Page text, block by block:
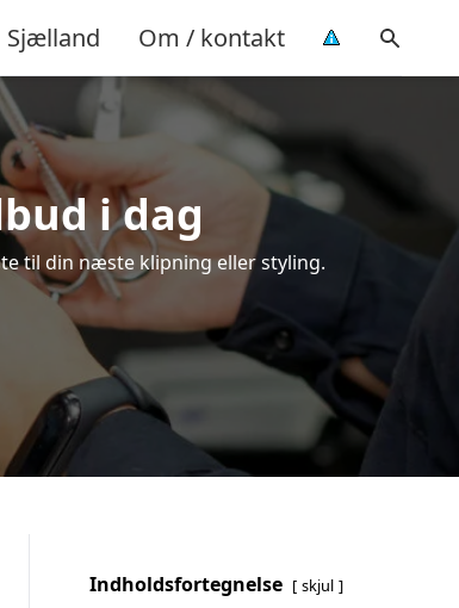
Sjælland Om / kontakt
i dag
til din næste klipning eller styling.
Indholdsfortegnelse skjul